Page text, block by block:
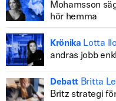
Mohamsson
hör hemma
Krönika Lotta
andras jobb
Debatt Britta
Britz strategi